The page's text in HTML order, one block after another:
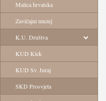
Matica hrvatska
Zavičajni muzej
K.U. Društva
KUD Klek
KUD Sv. Juraj
SKD Prosvjeta